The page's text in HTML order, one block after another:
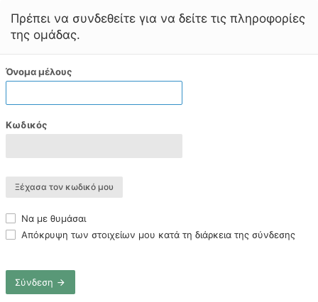
Πρέπει να συνδεθείτε για να δείτε τις πληροφορίες
της ομάδας.
Όνομα μέλους
Κωδικός
Ξέχασα τον κωδικό μου
Να με θυμάσαι
Απόκρυψη των στοιχείων μου κατά τη διάρκεια της σύνδεσης
Σύνδεση